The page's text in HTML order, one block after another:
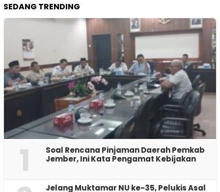
SEDANG TRENDING
1
‎Soal Rencana Pinjaman Daerah Pemkab
Jember, Ini Kata Pengamat Kebijakan ‎
Jelang Muktamar NU ke-35, Pelukis Asal